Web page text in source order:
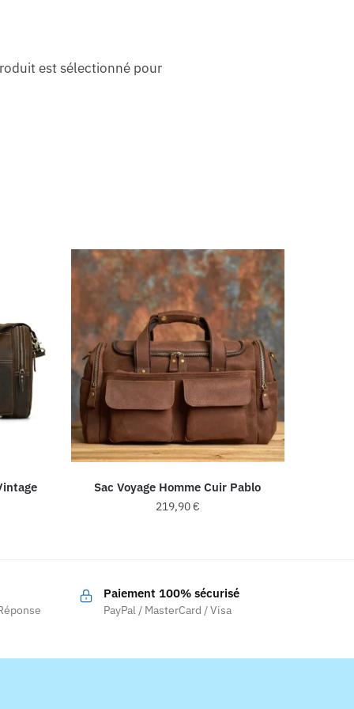
est sélectionné pour
Sac Voyage Homme Cuir Pablo
219,90€
Paiement 100% sécurisé
PayPal / MasterCard / Visa